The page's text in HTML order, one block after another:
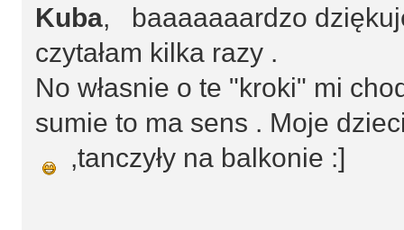
Kuba, baaaaaaardzo
czytałam kilka razy .
No własnie o te "kroki" mi
sumie to ma sens . Moje
,tanczyły na balkonie :]